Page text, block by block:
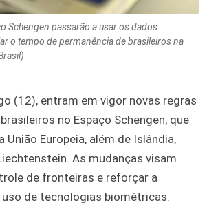
Schengen passarão a usar os dados
o tempo de permanência de brasileiros na
(12), entram em vigor novas regras
no Espaço Schengen, que
União Europeia, além de Islândia,
As mudanças visam
de fronteiras e reforçar a
uso de tecnologias biométricas.